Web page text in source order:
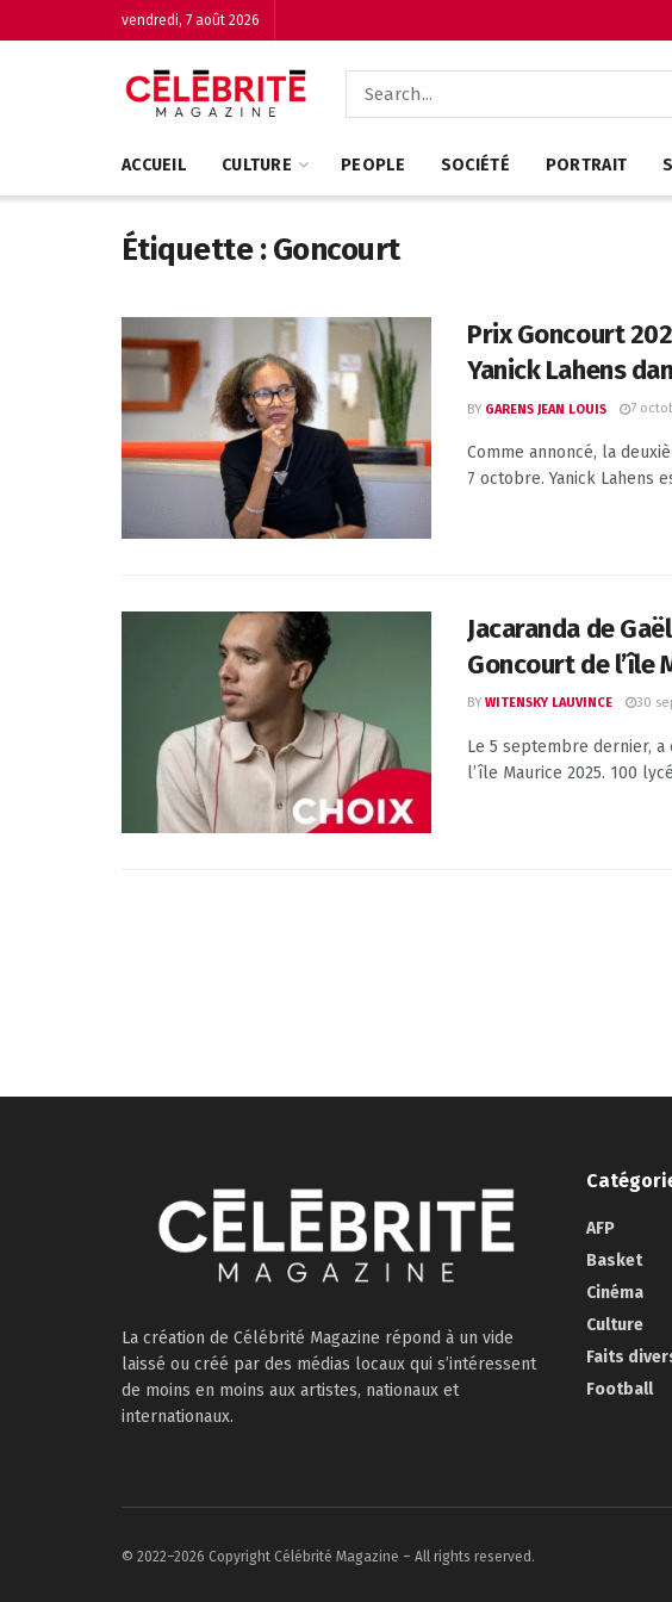
vendredi, 7 août 2026
ACCUEIL CULTURE PEOPLE SOCIÉTÉ PORTRAIT
Étiquette :Goncourt
Prix Goncourt
Yanick Lahens
BY GARENS JEAN LOUIS 7
Comme annoncé, la
7 octobre. Yanick Lahens
Jacaranda de
Goncourt de l’île
BY WITENSKY LAUVINCE 30
Le 5 septembre dernier,
l’île Maurice 2025. 100
La création de Célébrité Magazine répond à un vide
laissé ou créé par des médias locaux qui s’intéressent
de moins en moins aux artistes, nationaux et
internationaux.
AFP
Basket
Cinéma
Culture
Faits
Football
© 2022–2026 Copyright Célébrité Magazine – All rights reserved.